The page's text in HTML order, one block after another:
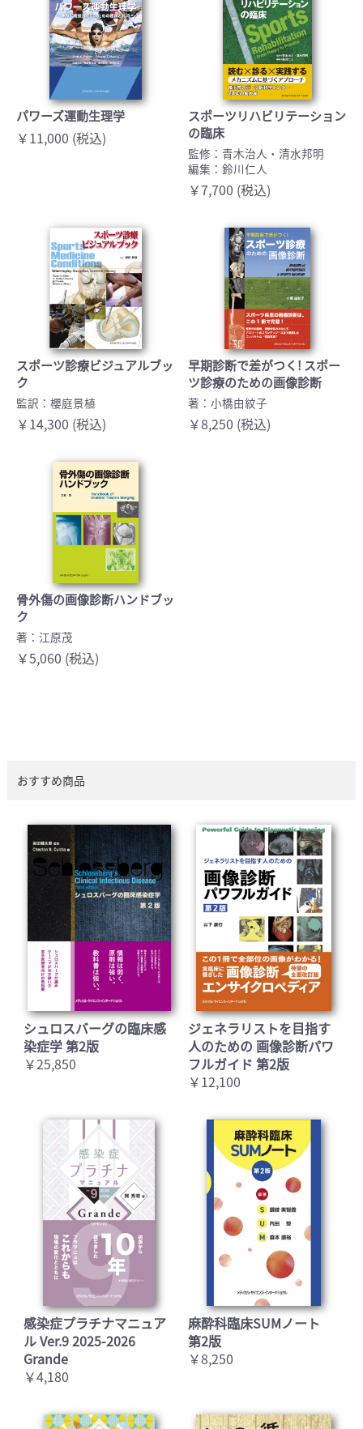
パワーズ運動生理学
￥11,000 (税込)
スポーツリハビリテーション
の臨床
監修：青木治人・清水邦明
編集：鈴川仁人
￥7,700 (税込)
スポーツ診療ビジュアルブッ
ク
監訳：櫻庭景植
￥14,300 (税込)
早期診断で差がつく! スポー
ツ診療のための画像診断
著：小橋由紋子
￥8,250 (税込)
骨外傷の画像診断ハンドブッ
ク
著：江原茂
￥5,060 (税込)
おすすめ商品
シュロスバーグの臨床感
染症学 第2版
￥25,850
ジェネラリストを目指す
人のための 画像診断パワ
フルガイド 第2版
￥12,100
感染症プラチナマニュア
ル Ver.9 2025-2026
Grande
￥4,180
麻酔科臨床SUMノート
第2版
￥8,250